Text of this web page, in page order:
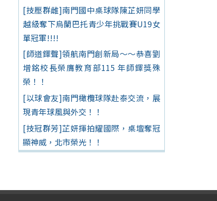
[技壓群雌]南門國中桌球隊陳芷妍同學
越級奪下烏蘭巴托青少年挑戰賽U19女
單冠軍!!!!
[師道鐸聲]領航南門創新局～～恭喜劉
增銘校長榮膺教育部115 年師鐸獎殊
榮！！
[以球會友]南門橄欖球隊赴泰交流，展
現青年球風與外交！！
[技冠群芳]芷妍揮拍耀國際，桌壇奪冠
顯神威，北市榮光！！